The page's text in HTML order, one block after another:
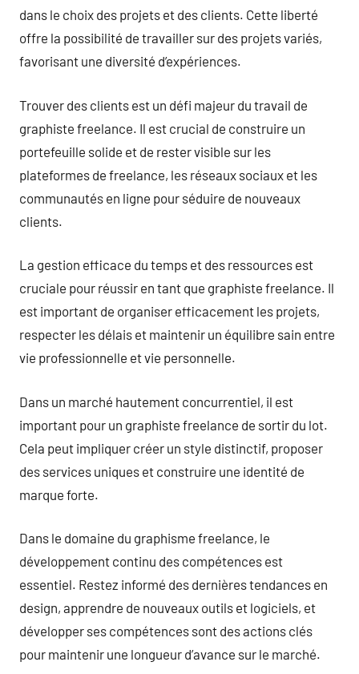
dans le choix des projets et des clients. Cette liberté
offre la possibilité de travailler sur des projets variés,
favorisant une diversité d’expériences.
Trouver des clients est un défi majeur du travail de
graphiste freelance. Il est crucial de construire un
portefeuille solide et de rester visible sur les
plateformes de freelance, les réseaux sociaux et les
communautés en ligne pour séduire de nouveaux
clients.
La gestion efficace du temps et des ressources est
cruciale pour réussir en tant que graphiste freelance. Il
est important de organiser efficacement les projets,
respecter les délais et maintenir un équilibre sain entre
vie professionnelle et vie personnelle.
Dans un marché hautement concurrentiel, il est
important pour un graphiste freelance de sortir du lot.
Cela peut impliquer créer un style distinctif, proposer
des services uniques et construire une identité de
marque forte.
Dans le domaine du graphisme freelance, le
développement continu des compétences est
essentiel. Restez informé des dernières tendances en
design, apprendre de nouveaux outils et logiciels, et
développer ses compétences sont des actions clés
pour maintenir une longueur d’avance sur le marché.